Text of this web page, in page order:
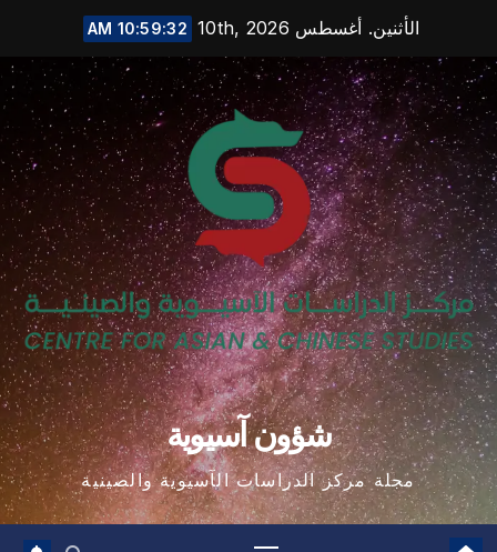
content
الأثنين. أغسطس 10th, 2026 10:59:33 AM
شؤون آسيوية
مجلة مركز الدراسات الآسيوية والصينية